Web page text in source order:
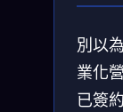
別以
業化
已簽